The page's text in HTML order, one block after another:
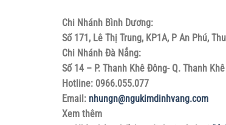
Chi Nhánh Bình Dương:
Số 171, Lê Thị Trung, KP1A, P An Phú,
Chi Nhánh Đà Nẳng:
Số 14 – P. Thanh Khê Đông- Q. Thanh
Hotline: 0966.055.077
Email: nhungn@ngukimdinhvang.com
Xem thêm